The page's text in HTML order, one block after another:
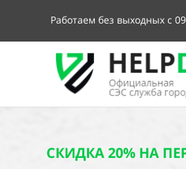
Работаем без выходных с
СКИДКА 20% НА